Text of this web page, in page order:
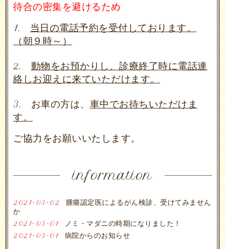
待合の密集を避けるため
1. 当日の電話予約を受付しております。
（朝９時～）
2. 動物をお預かり し、診療終了時に電話連
絡しお迎え に来ていただけます。
3. お車の方は、 車中でお待ちいただけま
す。
ご協力をお願いいたします。
information
2021-03-02
腫瘍認定医によるがん検診、受けてみません
か
2021-03-01 ノミ・マダニの時期になりました！
2021-03-01 病院からのお知らせ